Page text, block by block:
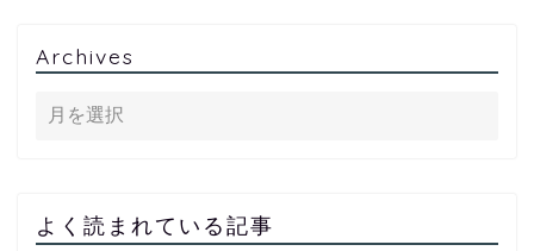
Archives
よく読まれている記事